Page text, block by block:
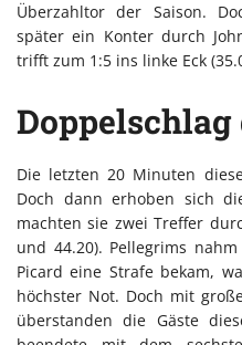
Überzahltor der Saison.
später ein Konter durch
trifft zum 1:5 ins linke Eck
Die letzten 20 Minuten
Doch dann erhoben sich
machten sie zwei Treffer
und 44.20). Pellegrims
Picard eine Strafe bekam,
höchster Not. Doch mit
überstanden die Gäste